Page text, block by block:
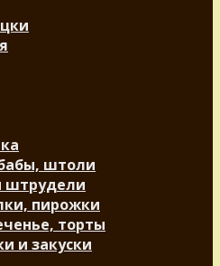
штоли
штрудели
пирожки
торты
и закуски